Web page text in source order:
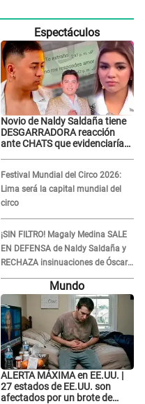
Espectáculos
Novio de Naldy Saldaña tiene
DESGARRADORA reacción
ante CHATS que evidenciarían
Festival Mundial del Circo 2026:
Lima será la capital mundial del
circo
¡SIN FILTRO! Magaly Medina SALE
EN DEFENSA de Naldy Saldaña y
RECHAZA insinuaciones de Óscar
Custodio: “Es su problema...”
Mundo
ALERTA MÁXIMA en EE.UU. |
27 estados de EE.UU. son
afectados por un brote de